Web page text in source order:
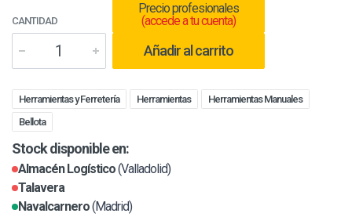
CANTIDAD
Precio profesionales
(accede a tu cuenta)
Añadir al carrito
Herramientas y Ferretería Herramientas
Herramientas Manuales
Bellota
Stock disponible en:
Almacén Logístico(Valladolid)
Talavera
Navalcarnero(Madrid)